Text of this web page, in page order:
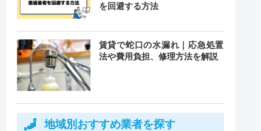
を回避する方法
賃貸で蛇口の水漏れ｜応急処置
法や費用負担、修理方法を解説
地域別おすすめ業者を探す